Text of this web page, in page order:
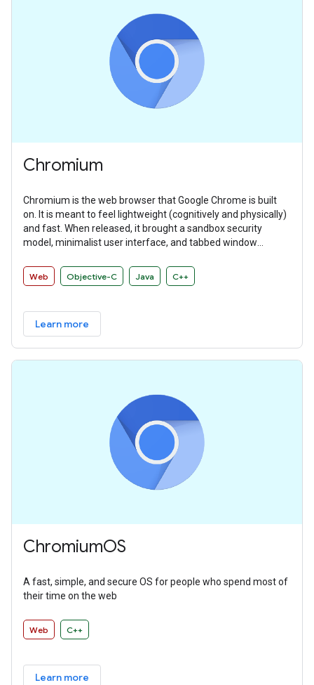
Chromium
Chromium is the web browser that Google Chrome is built
on. It is meant to feel lightweight (cognitively and physically)
and fast. When released, it brought a sandbox security
model, minimalist user interface, and tabbed window
Web Objective-C Java C++
Learn more
ChromiumOS
A fast, simple, and secure OS for people who spend most of
their time on the web
Web C++
Learn more